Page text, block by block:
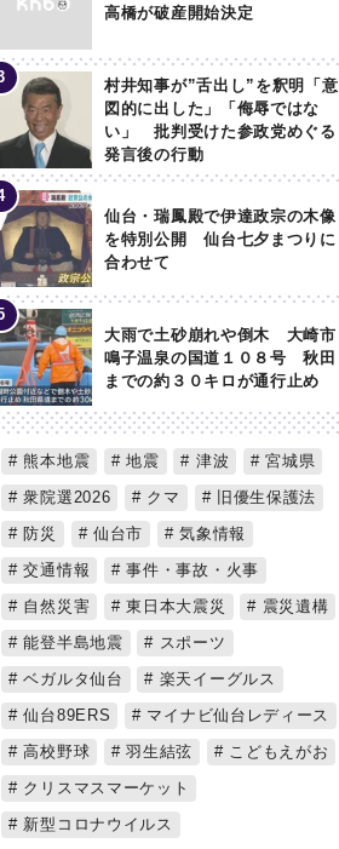
高橋が破産開始決定
村井知事が”舌出し”を釈明「意
図的に出した」「侮辱ではな
い」 批判受けた参政党めぐる
発言後の行動
仙台・瑞鳳殿で伊達政宗の木像
を特別公開 仙台七夕まつりに
合わせて
大雨で土砂崩れや倒木 大崎市
鳴子温泉の国道１０８号 秋田
までの約３０キロが通行止め
熊本地震 地震 津波
宮城県
衆院選2026
クマ
旧優生保護法
防災
仙台市
気象情報
交通情報
事件・事故・火事
自然災害
東日本大震災
震災遺構
能登半島地震
スポーツ
ベガルタ仙台
楽天イーグルス
仙台89ERS
マイナビ仙台レディース
高校野球
羽生結弦
こどもえがお
クリスマスマーケット
新型コロナウイルス